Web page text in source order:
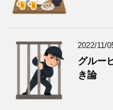
2022/11/
グルー
き論